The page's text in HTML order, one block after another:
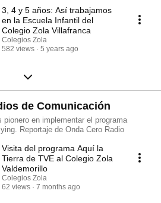
3, 4 y 5 años: Así trabajamos
en la Escuela Infantil del
Colegio Zola Villafranca
Colegios Zola
582 views
5 years ago
de Comunicación
en implementar el programa
Reportaje de Onda Cero Radio
Visita del programa Aquí la
Tierra de TVE al Colegio Zola
Valdemorillo
Colegios Zola
62 views
7 months ago